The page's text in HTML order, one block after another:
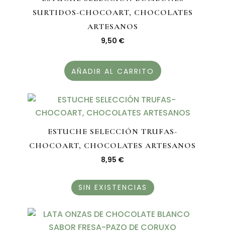
SURTIDOS-CHOCOART, CHOCOLATES
ARTESANOS
9,50 €
AÑADIR AL CARRITO
ESTUCHE SELECCIÓN TRUFAS-
CHOCOART, CHOCOLATES ARTESANOS
8,95 €
SIN EXISTENCIAS